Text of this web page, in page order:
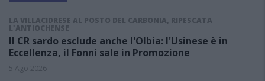
LA VILLACIDRESE AL POSTO DEL CARBONIA, RIPESCATA
L'ANTIOCHENSE
Il CR sardo esclude anche l'Olbia: l'Usinese è in
Eccellenza, il Fonni sale in Promozione
5 Ago 2026